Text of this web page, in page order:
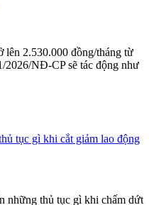
lên 2.530.000 đồng/tháng từ
2026/NĐ-CP sẽ tác động như
tục gì khi cắt giảm lao động
những thủ tục gì khi chấm dứt